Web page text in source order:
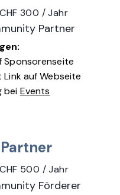
CHF 300 / Jahr
Partner
Sponsorenseite
Link auf Webseite
bei Events
CHF 500 / Jahr
Förderer